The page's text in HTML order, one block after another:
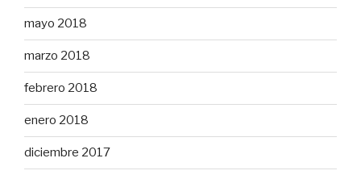
mayo 2018
marzo 2018
febrero 2018
enero 2018
diciembre 2017